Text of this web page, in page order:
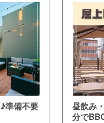
準備不要
昼飲み
分で